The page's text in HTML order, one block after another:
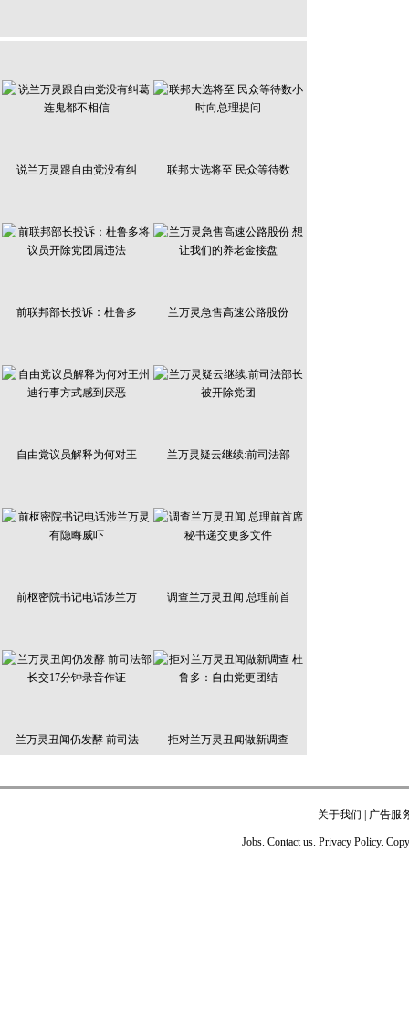
说兰万灵跟自由党没有纠 联邦大选将至 民众等待数
前联邦部长投诉：杜鲁多 兰万灵急售高速公路股份
自由党议员解释为何对王 兰万灵疑云继续:前司法部
前枢密院书记电话涉兰万 调查兰万灵丑闻 总理前首
兰万灵丑闻仍发酵 前司法 拒对兰万灵丑闻做新调查
关于我们 广告服
Jobs. Contact us. Privacy Policy.